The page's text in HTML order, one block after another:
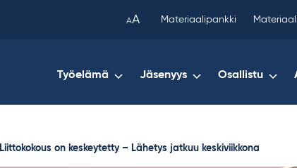
AA Materiaalipankki
Työelämä Jäsenyys Osallistu
Liittokokous on keskeytetty – Lähetys jatkuu keskiviikkona
copied
your
clipboard.)